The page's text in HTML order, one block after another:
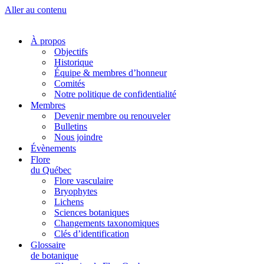
Aller au contenu
À propos
Objectifs
Historique
Équipe & membres d’honneur
Comités
Notre politique de confidentialité
Membres
Devenir membre ou renouveler
Bulletins
Nous joindre
Évènements
Flore
du Québec
Flore vasculaire
Bryophytes
Lichens
Sciences botaniques
Changements taxonomiques
Clés d’identification
Glossaire
de botanique